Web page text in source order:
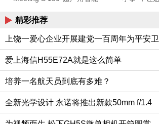
精彩推荐
上饶一爱心企业开展建党一百周年为平安
爱上海信H55E72A就是这么简单
培养一名航天员到底有多难？
全新光学设计 永诺将推出新款50mm f/1.4